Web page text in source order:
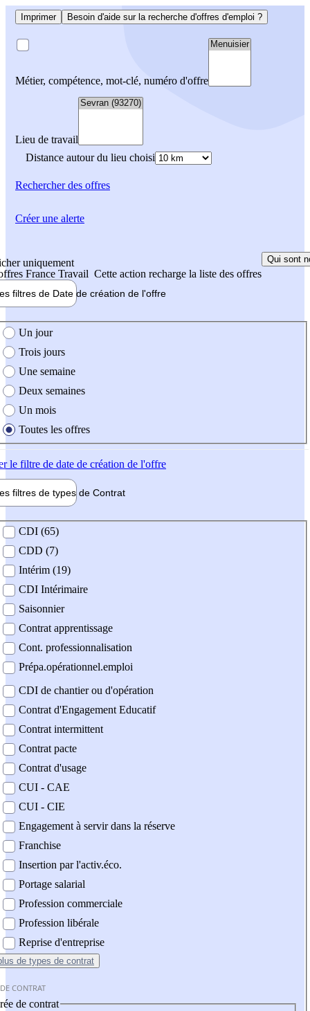
Imprimer Besoin d'aide sur la recherche d'offres d'emploi ?
Métier, compétence, mot-clé, numéro d'offre
Lieu de travail
Distance autour du lieu choisi
Rechercherdes offres
uniquement
France Travail Cette action recharge la liste des offres
Qui sont
filtres de Date de création de l'offre
création de l'offre
Un jour
Trois jours
Une semaine
Deux semaines
Un mois
Toutes les offres
le filtre de date de création de l'offre
filtres de types de Contrat
contrat
CDI (65)
CDD (7)
Intérim (19)
CDI Intérimaire
Saisonnier
Contrat apprentissage
Cont. professionnalisation
Prépa.opérationnel.emploi
CDI de chantier ou d'opération
Contrat d'Engagement Educatif
Contrat intermittent
Contrat pacte
Contrat d'usage
CUI - CAE
CUI - CIE
Engagement à servir dans la réserve
Franchise
Insertion par l'activ.éco.
Portage salarial
Profession commerciale
Profession libérale
Reprise d'entreprise
de types de contrat
CONTRAT
de contrat
Créer une alerte